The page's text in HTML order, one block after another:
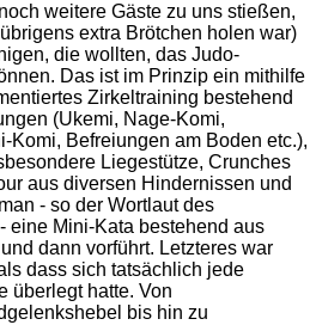
weitere Gäste zu uns stießen,
extra Brötchen holen war)
die wollten, das Judo-
Das ist im Prinzip ein mithilfe
Zirkeltraining bestehend
(Ukemi, Nage-Komi,
Komi, Befreiungen am Boden etc.),
Liegestütze, Crunches
aus diversen Hindernissen und
- so der Wortlaut des
eine Mini-Kata bestehend aus
dann vorführt. Letzteres war
dass sich tatsächlich jede
überlegt hatte. Von
bis hin zu